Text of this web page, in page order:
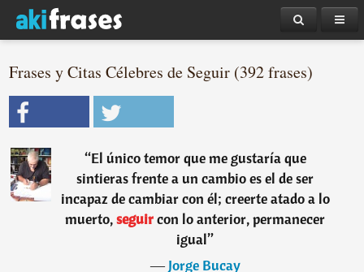
Frases y Citas Célebres de Seguir (392 frases)
“El único temor que me gustaría que
sintieras frente a un cambio es el de ser
incapaz de cambiar con él; creerte atado a lo
muerto,seguircon lo anterior, permanecer
igual”
―Jorge Bucay